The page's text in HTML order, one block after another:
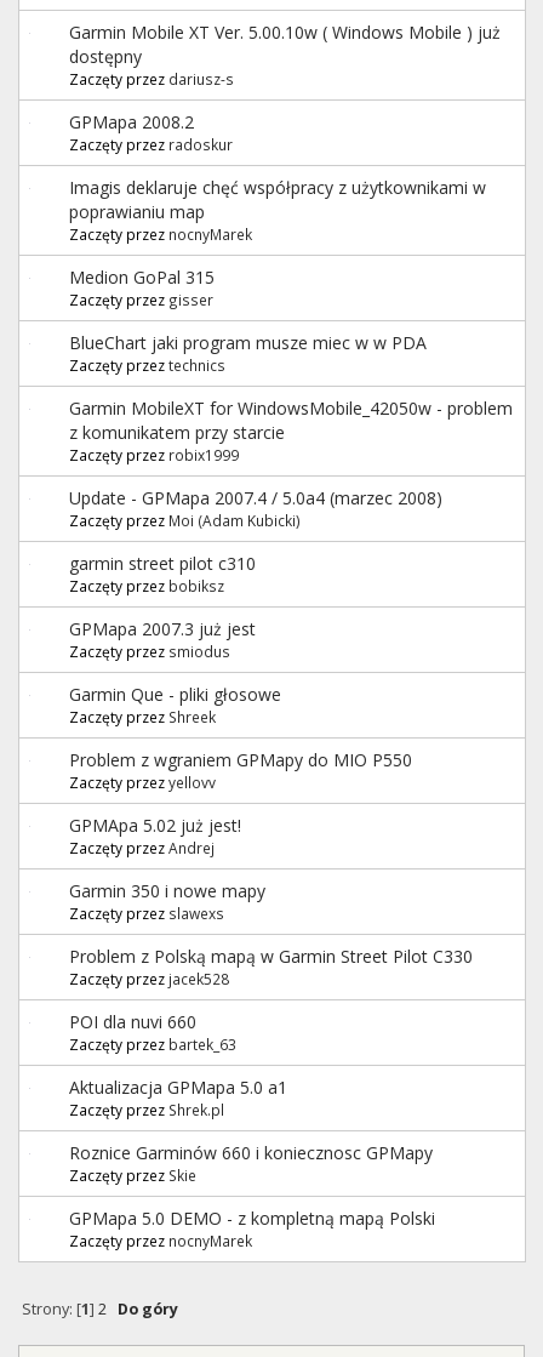
Garmin Mobile XT Ver. 5.00.10w ( Windows Mobile ) już
dostępny
Zaczęty przez dariusz-s
GPMapa 2008.2
Zaczęty przez radoskur
Imagis deklaruje chęć współpracy z użytkownikami w
poprawianiu map
Zaczęty przez nocnyMarek
Medion GoPal 315
Zaczęty przez gisser
BlueChart jaki program musze miec w w PDA
Zaczęty przeztechnics
Garmin MobileXT for WindowsMobile_42050w - problem
z komunikatem przy starcie
Zaczęty przez robix1999
Update - GPMapa 2007.4 / 5.0a4 (marzec 2008)
Zaczęty przez Moi (Adam Kubicki)
garmin street pilot c310
Zaczęty przez bobiksz
GPMapa 2007.3 już jest
Zaczęty przez smiodus
Garmin Que - pliki głosowe
Zaczęty przez Shreek
Problem z wgraniem GPMapy do MIO P550
Zaczęty przezyellovv
GPMApa 5.02 już jest!
Zaczęty przezAndrej
Garmin 350 i nowe mapy
Zaczęty przez slawexs
Problem z Polską mapą w Garmin Street Pilot C330
Zaczęty przez jacek528
POI dla nuvi 660
Zaczęty przez bartek_63
Aktualizacja GPMapa 5.0 a1
Zaczęty przez Shrek.pl
Roznice Garminów 660 i koniecznosc GPMapy
Zaczęty przez Skie
GPMapa 5.0 DEMO - z kompletną mapą Polski
Zaczęty przez nocnyMarek
Strony: [1] 2 Do góry